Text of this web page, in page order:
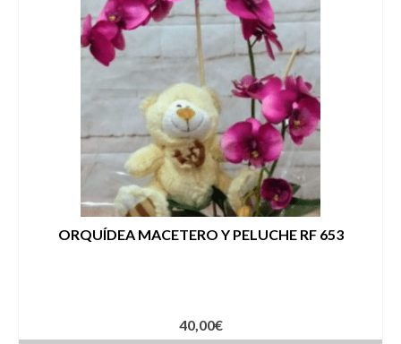
ORQUÍDEA MACETERO Y PELUCHE RF 653
40,00€